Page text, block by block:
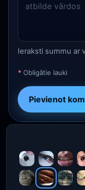
Ieraksti summu ar
* Obligātie lauki
Pievienot